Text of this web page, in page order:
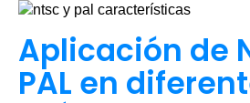
Aplicación de
PAL en